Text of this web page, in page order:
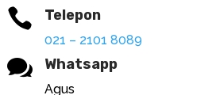
 Telepon
021 – 2101 8089
 Whatsapp
Agus